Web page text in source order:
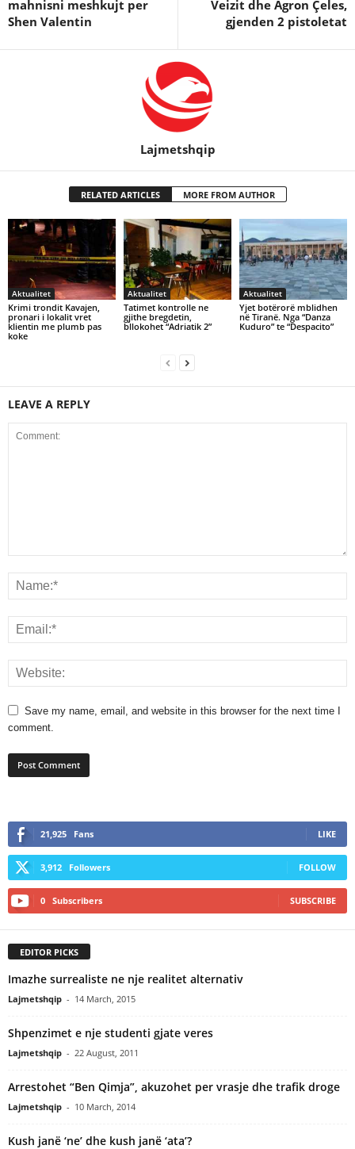
mahnisni meshkujt per
Shen Valentin
Veizit dhe Agron Çeles,
gjenden 2 pistoletat
Lajmetshqip
RELATED ARTICLES MORE FROM AUTHOR
Aktualitet
Krimi trondit Kavajen,
pronari i lokalit vret
klientin me plumb pas
koke
Aktualitet
Tatimet kontrolle ne
gjithe bregdetin,
bllokohet “Adriatik 2”
Aktualitet
Yjet botërorë mblidhen
në Tiranë. Nga “Danza
Kuduro” te “Despacito”
LEAVE A REPLY
Save my name, email, and website in this browser for the next time I
comment.
21,925 Fans LIKE
3,912 Followers FOLLOW
0 Subscribers SUBSCRIBE
EDITOR PICKS
Imazhe surrealiste ne nje realitet alternativ
Lajmetshqip - 14 March, 2015
Shpenzimet e nje studenti gjate veres
Lajmetshqip - 22 August, 2011
Arrestohet “Ben Qimja”, akuzohet per vrasje dhe trafik droge
Lajmetshqip - 10 March, 2014
Kush janë ‘ne’ dhe kush janë ‘ata’?